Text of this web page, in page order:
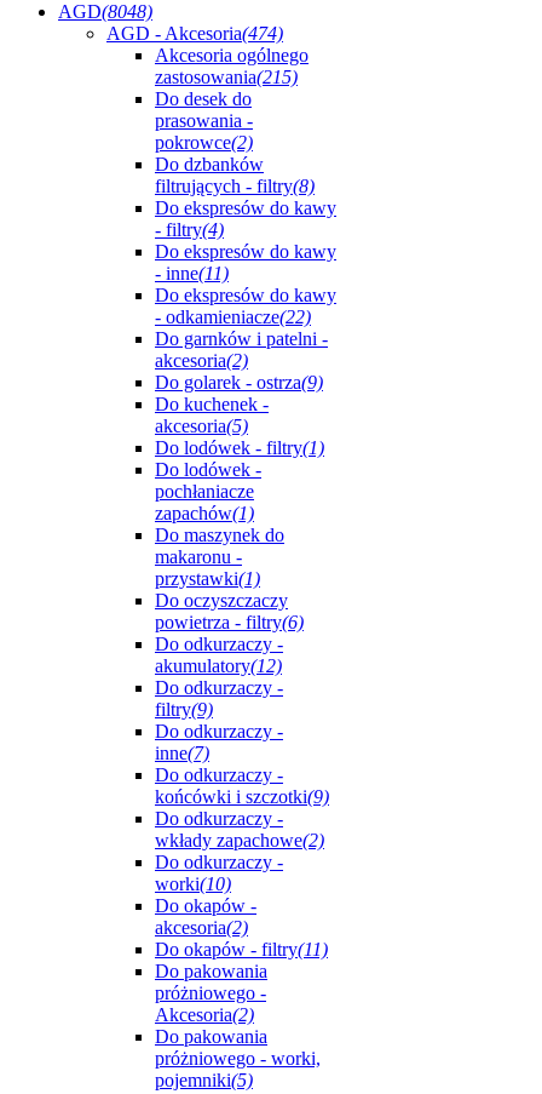
AGD(8048)
AGD - Akcesoria(474)
Akcesoria ogólnego
zastosowania(215)
Do desek do
prasowania -
pokrowce(2)
Do dzbanków
filtrujących - filtry(8)
Do ekspresów do kawy
- filtry(4)
Do ekspresów do kawy
- inne(11)
Do ekspresów do kawy
- odkamieniacze(22)
Do garnków i patelni -
akcesoria(2)
Do golarek - ostrza(9)
Do kuchenek -
akcesoria(5)
Do lodówek - filtry(1)
Do lodówek -
pochłaniacze
zapachów(1)
Do maszynek do
makaronu -
przystawki(1)
Do oczyszczaczy
powietrza - filtry(6)
Do odkurzaczy -
akumulatory(12)
Do odkurzaczy -
filtry(9)
Do odkurzaczy -
inne(7)
Do odkurzaczy -
końcówki i szczotki(9)
Do odkurzaczy -
wkłady zapachowe(2)
Do odkurzaczy -
worki(10)
Do okapów -
akcesoria(2)
Do okapów - filtry(11)
Do pakowania
próżniowego -
Akcesoria(2)
Do pakowania
próżniowego - worki,
pojemniki(5)